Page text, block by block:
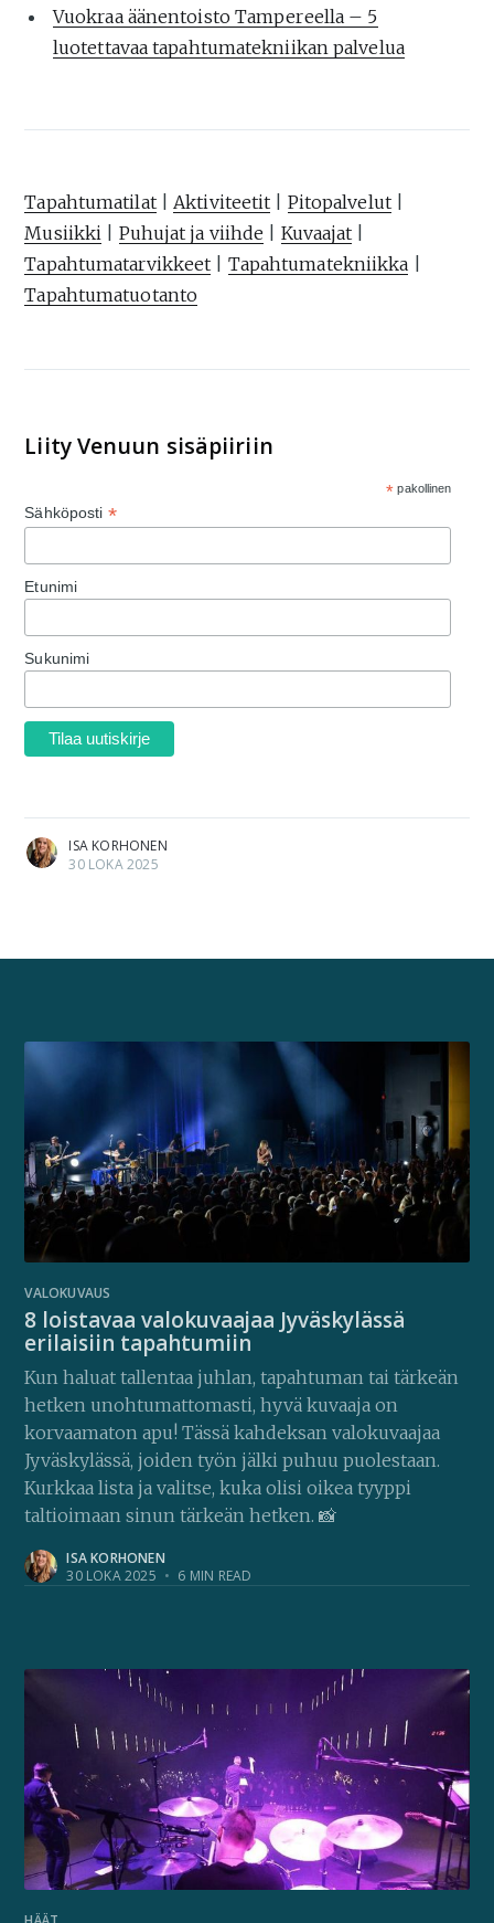
Vuokraa äänentoisto Tampereella – 5
luotettavaa tapahtumatekniikan palvelua
Tapahtumatilat|Aktiviteetit Pitopalvelut|
Musiikki
Puhujat ja viihde Kuvaajat
Tapahtumatarvikkeet
Tapahtumatekniikka
Tapahtumatuotanto
Liity Venuun sisäpiiriin
* pakollinen
Sähköposti *
Etunimi
Sukunimi
ISA KORHONEN
30 LOKA 2025
VALOKUVAUS
8 loistavaa valokuvaajaa Jyväskylässä
erilaisiin tapahtumiin
Kun haluat tallentaa juhlan, tapahtuman tai tärkeän
hetken unohtumattomasti, hyvä kuvaaja on
korvaamaton apu! Tässä kahdeksan valokuvaajaa
Jyväskylässä, joiden työn jälki puhuu puolestaan.
Kurkkaa lista ja valitse, kuka olisi oikea tyyppi
taltioimaan sinun tärkeän hetken. 📸
ISA KORHONEN
30 LOKA 2025 • 6 MIN READ